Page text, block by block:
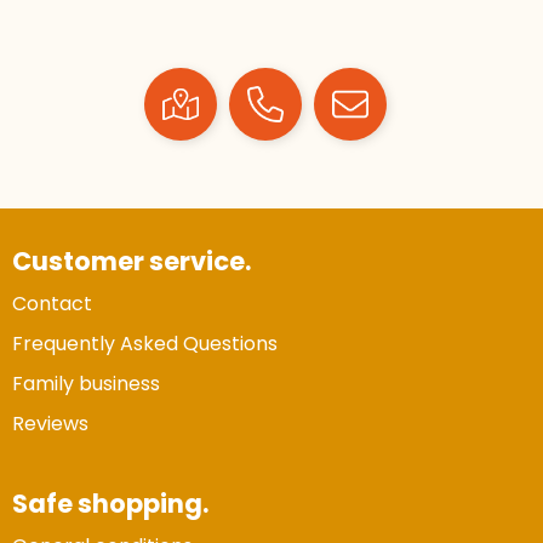
Customer service.
Contact
Frequently Asked Questions
Family business
Reviews
Safe shopping.